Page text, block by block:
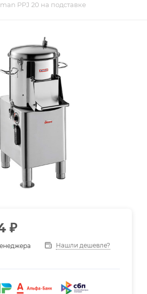
PPJ 20 на подставке
₽
Нашли дешевле?